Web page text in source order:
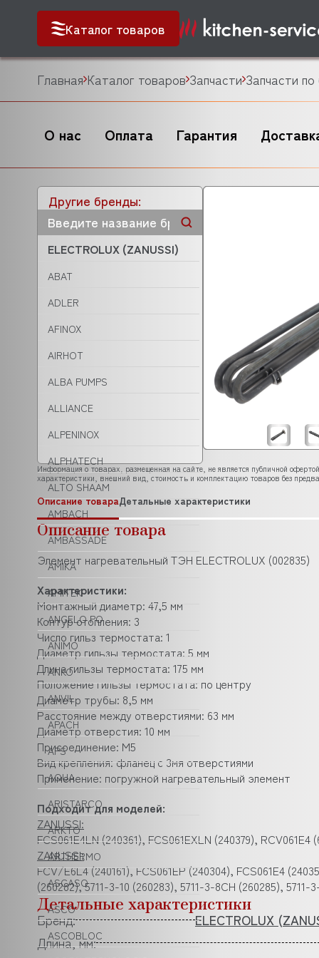
Каталог товаров
Главная Каталог товаров Запчасти Запчасти
О нас Оплата Гарантия
Другие бренды:
ELECTROLUX (ZANUSSI)
ABAT
ADLER
AFINOX
AIRHOT
ALBA PUMPS
ALLIANCE
ALPENINOX
ALPHATECH
ALTO SHAAM
AMBACH
AMBASSADE
AMIKA
AMITEK
ANGELO PO
ANIMO
ANKO
ANVIL
APACH
APS
AQUA
ARISTARCO
ARKTO
ARTHERMO
ASCASO
ASCO
ASCOBLOC
Информация о товарах, размещенная на сайте, не является публичной
характеристики, внешний вид, стоимость и комплектацию товаров без
Описание товараДетальные характеристики
Описание товара
Элемент нагревательный ТЭН ELECTROLUX (002835)
Характеристики:
Монтажный диаметр: 47,5 мм
Контур отопления: 3
Число гильз термостата: 1
Диаметр гильзы термостата: 5 мм
Длина гильзы термостата: 175 мм
Положение гильзы термостата: по центру
Диаметр трубы: 8,5 мм
Расстояние между отверстиями: 63 мм
Диаметр отверстия: 10 мм
Присоединение: M5
Вид крепления: фланец с 3мя отверстиями
Применение: погружной нагревательный элемент
Подходит для моделей:
ZANUSSI:
FCS061E4LN (240361), FCS061EXLN (240379), RCV061E4
ZANUSSI:
FCV/E6L4 (240161), FCS061EP (240304), FCS061E4
(260282), 5711-3-10 (260283), 5711-3-8CH (260285),
Детальные характеристики
Бренд: ELECTROLUX
Длина, мм: